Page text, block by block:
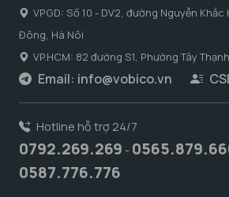
VPGD: Số 10 - DV2, đường Nguyễn
Đông, Hà Nôi
VP.HCM: 82 đường S1, Phường Tây
Email: info@vobico.vn
Hotline hỗ trợ 24/7
0792.269.269 -
0587.776.776